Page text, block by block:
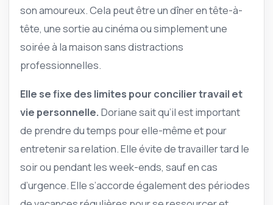
son amoureux. Cela peut être un dîner en tête-à-
tête, une sortie au cinéma ou simplement une
soirée à la maison sans distractions
professionnelles.
Elle se fixe des limites pour concilier travail et
vie personnelle. Doriane sait qu’il est important
de prendre du temps pour elle-même et pour
entretenir sa relation. Elle évite de travailler tard le
soir ou pendant les week-ends, sauf en cas
d’urgence. Elle s’accorde également des périodes